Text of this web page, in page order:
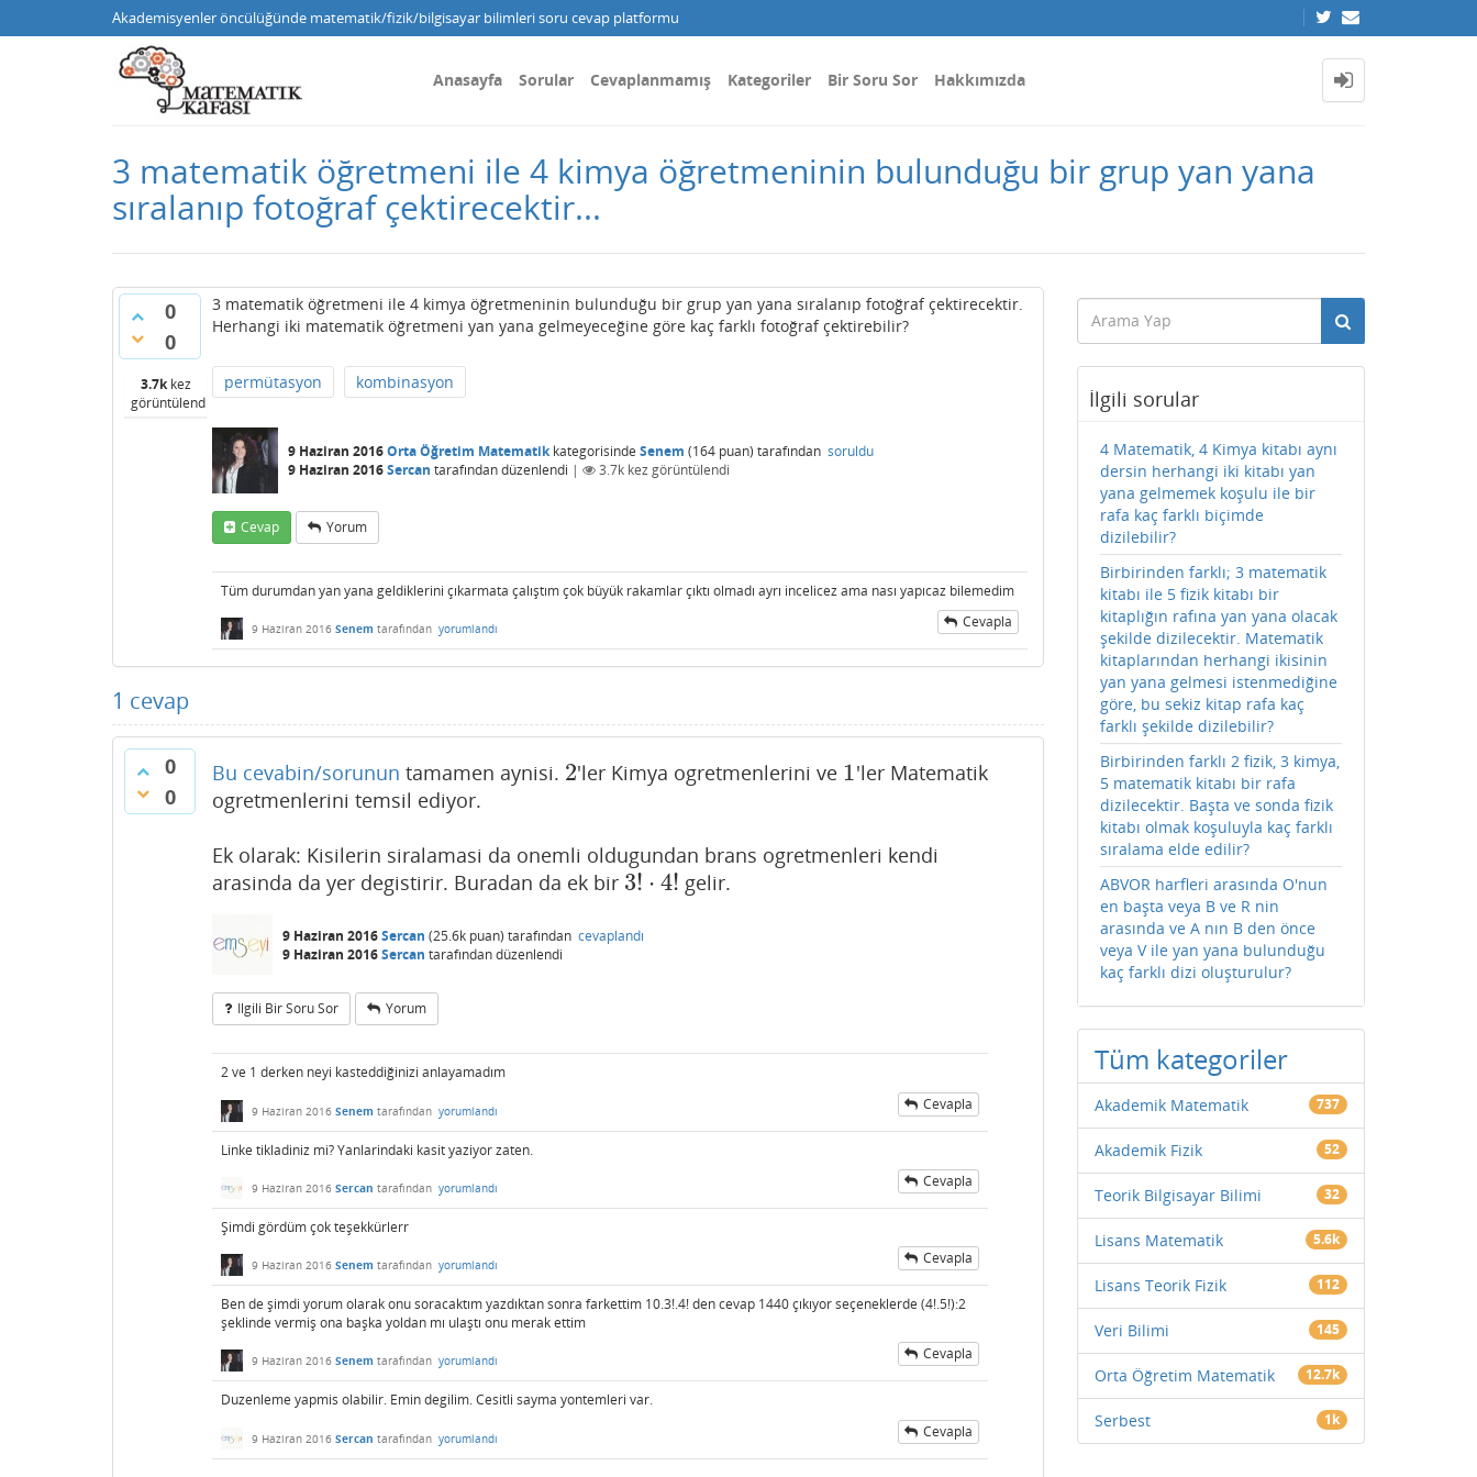
Akademisyenler öncülüğünde matematik/fizik/bilgisayar bilimleri soru cevap platformu
Anasayfa Sorular Cevaplanmamış Kategoriler Bir Soru Sor Hakkımızda
3 matematik öğretmeni ile 4 kimya öğretmeninin bulunduğu bir grup yan yana
sıralanıp fotoğraf çektirecektir...
0
0
3.7kkez
görüntülendi
3 matematik öğretmeni ile 4 kimya öğretmeninin bulunduğu bir grup yan yana sıralanıp fotoğraf çektirecektir.
Herhangi iki matematik öğretmeni yan yana gelmeyeceğine göre kaç farklı fotoğraf çektirebilir?
permütasyon kombinasyon
9 Haziran 2016Orta Öğretim Matematikkategorisinde Senem (164 puan) tarafından soruldu
9 Haziran 2016Sercan tarafındandüzenlendi | 3.7k kez görüntülendi
Cevap Yorum
Tüm durumdan yan yana geldiklerini çıkarmata çalıştım çok büyük rakamlar çıktı olmadı ayrı incelicez ama nası yapıcaz bilemedim
9 Haziran 2016 Senem tarafından yorumlandı Cevapla
1 cevap
0
0
Bu cevabin/sorunun tamamen aynisi. 2
2'ler Kimya ogretmenlerini ve 1
1'ler Matematik
ogretmenlerini temsil ediyor.
Ek olarak: Kisilerin siralamasi da onemli oldugundan brans ogretmenleri kendi
arasinda da yer degistirir. Buradan da ek bir 3! ⋅ 4!
3!⋅ 4 ! gelir.
9 Haziran 2016Sercan (25.6k puan) tarafından cevaplandı
9 Haziran 2016Sercan tarafındandüzenlendi
Ilgili Bir Soru Sor Yorum
2 ve 1 derken neyi kasteddiğinizi anlayamadım
9 Haziran 2016 Senem tarafından yorumlandı Cevapla
Linke tikladiniz mi? Yanlarindaki kasit yaziyor zaten.
9 Haziran 2016 Sercan tarafından yorumlandı Cevapla
Şimdi gördüm çok teşekkürlerr
9 Haziran 2016 Senem tarafından yorumlandı Cevapla
Ben de şimdi yorum olarak onu soracaktım yazdıktan sonra farkettim 10.3!.4! den cevap 1440 çıkıyor seçeneklerde (4!.5!):2
şeklinde vermiş ona başka yoldan mı ulaştı onu merak ettim
9 Haziran 2016 Senem tarafından yorumlandı Cevapla
Duzenleme yapmis olabilir. Emin degilim. Cesitli sayma yontemleri var.
9 Haziran 2016 Sercan tarafından yorumlandı Cevapla
İlgili sorular
4 Matematik, 4 Kimya kitabı aynı
dersin herhangi iki kitabı yan
yana gelmemek koşulu ile bir
rafa kaç farklı biçimde
dizilebilir?
Birbirinden farklı; 3 matematik
kitabı ile 5 fizik kitabı bir
kitaplığın rafına yan yana olacak
şekilde dizilecektir. Matematik
kitaplarından herhangi ikisinin
yan yana gelmesi istenmediğine
göre, bu sekiz kitap rafa kaç
farklı şekilde dizilebilir?
Birbirinden farklı 2 fizik, 3 kimya,
5 matematik kitabı bir rafa
dizilecektir. Başta ve sonda fizik
kitabı olmak koşuluyla kaç farklı
sıralama elde edilir?
ABVOR harfleri arasında O'nun
en başta veya B ve R nin
arasında ve A nın B den önce
veya V ile yan yana bulunduğu
kaç farklı dizi oluşturulur?
Tüm kategoriler
Akademik Matematik 737
Akademik Fizik 52
Teorik Bilgisayar Bilimi 32
Lisans Matematik 5.6k
Lisans Teorik Fizik 112
Veri Bilimi 145
Orta Öğretim Matematik 12.7k
Serbest 1k